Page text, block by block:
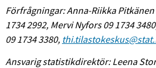
Förfrågningar: Anna-Riikka
1734 2992, Mervi Nyfors 09 1734
09 1734 3380,
Ansvarig statistikdirektör: Leena